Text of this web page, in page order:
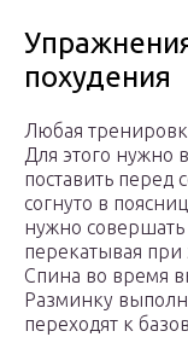
похудения
Любая
Для этого нужно
поставить перед
согнуто в
нужно
перекатывая при
Спина во время
Разминку
переходят к